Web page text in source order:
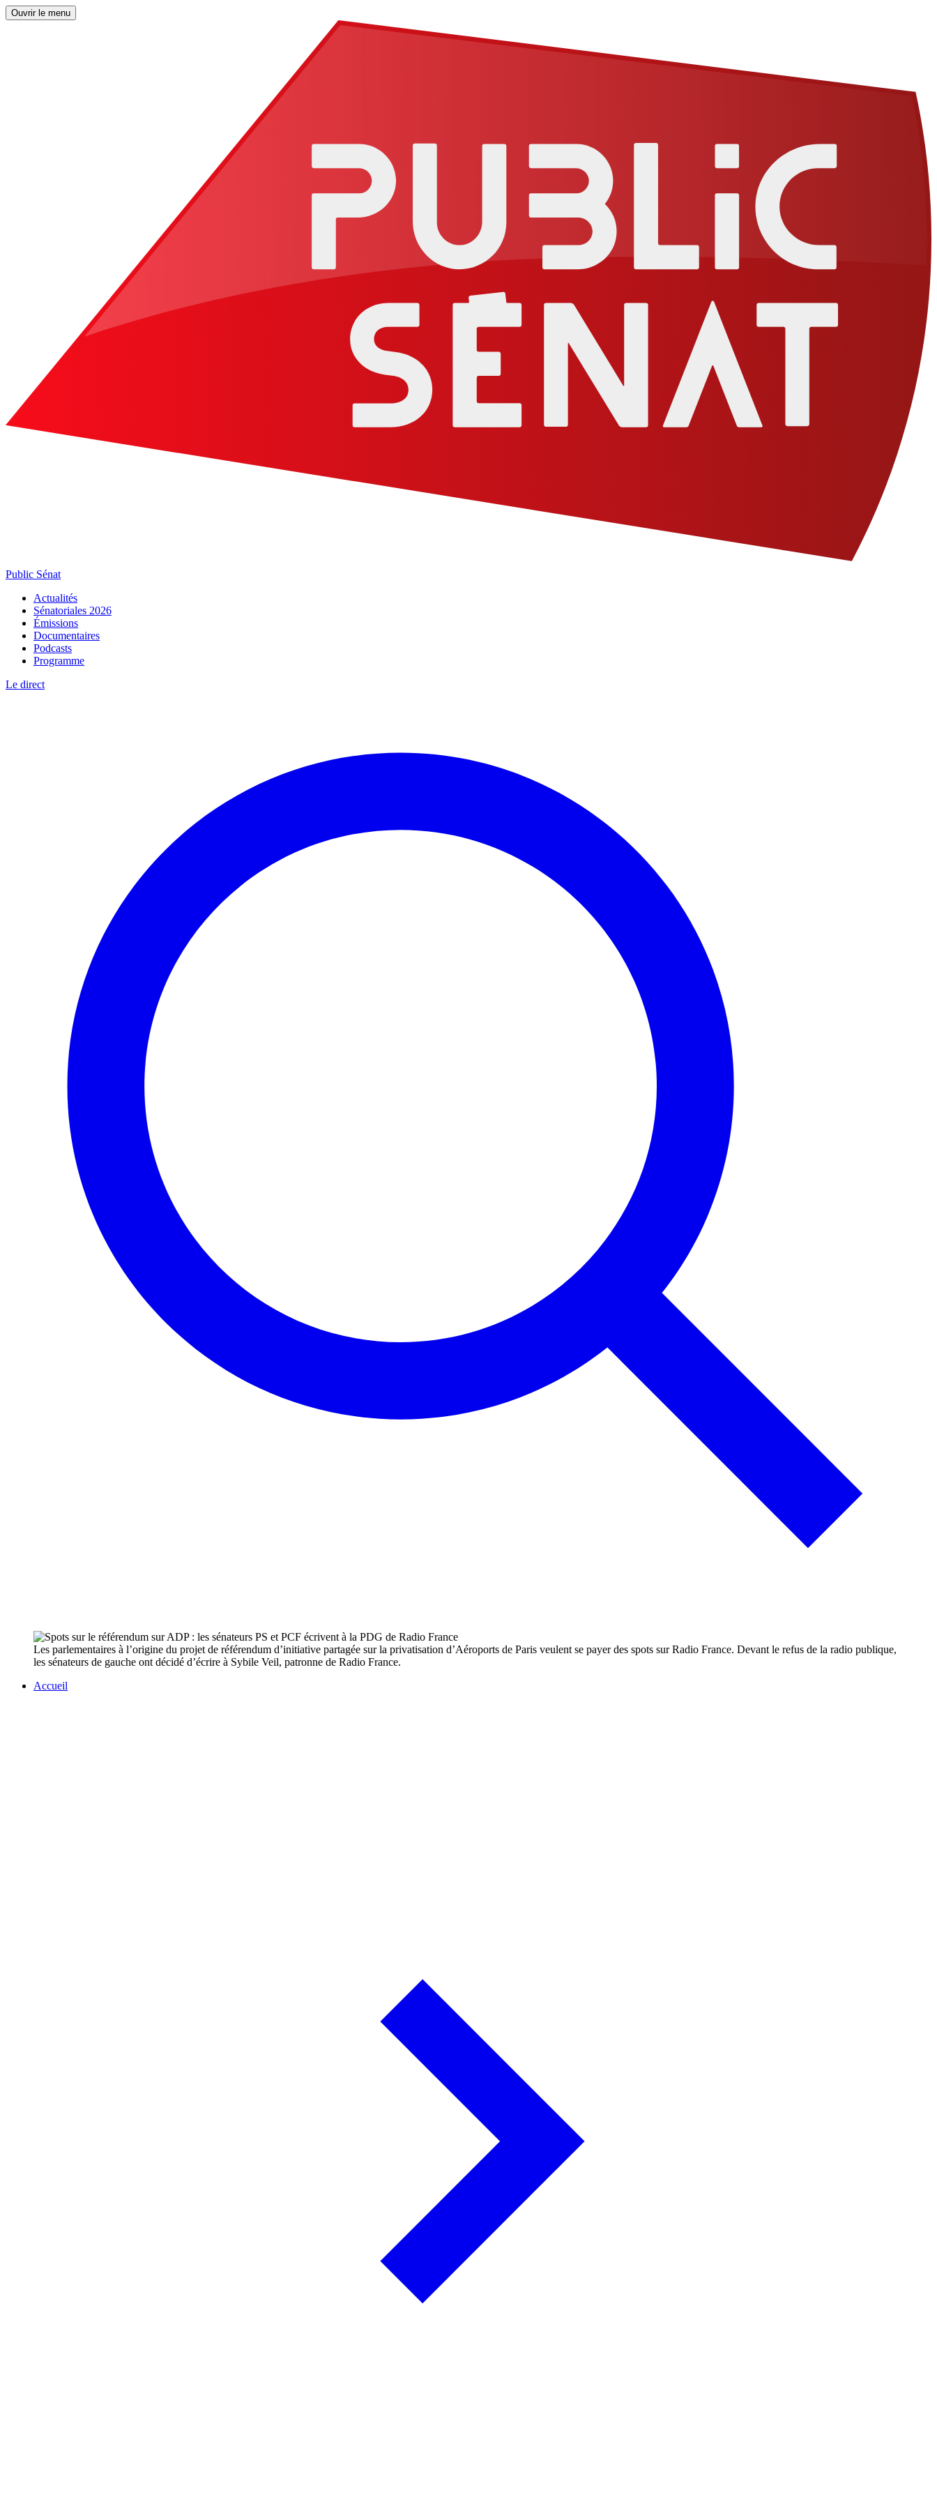
Ouvrir le menu
Public Sénat
Actualités
Sénatoriales 2026
Émissions
Documentaires
Podcasts
Programme
Le direct
Les parlementaires à l’origine du projet de référendum d’initiative partagée sur la privatisation d’Aéroports de Paris veulent se payer des spots sur Radio France. Devant le refus de la radio publique,
les sénateurs de gauche ont décidé d’écrire à Sybile Veil, patronne de Radio France.
Accueil